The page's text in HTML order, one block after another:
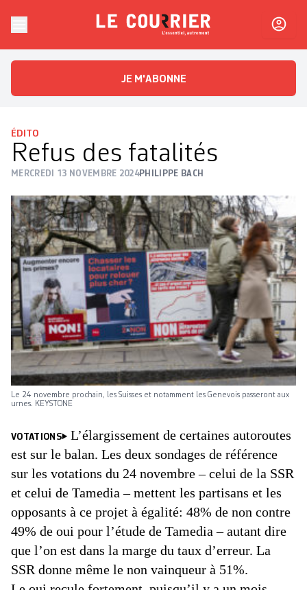
Le CourrierL'essentiel, autrement
JE M'ABONNE
ÉDITO
Refus des fatalités
MERCREDI 13 NOVEMBRE 2024PHILIPPE BACH
Le 24 novembre prochain, les Suisses et notamment les Genevois passeront aux
urnes. KEYSTONE
VOTATIONS
L’élargissement de certaines autoroutes
est sur le balan. Les deux sondages de référence
sur les votations du 24 novembre – celui de la SSR
et celui de Tamedia – mettent les partisans et les
opposants à ce projet à égalité: 48% de non contre
49% de oui pour l’étude de Tamedia – autant dire
que l’on est dans la marge du taux d’erreur. La
SSR donne même le non vainqueur à 51%.